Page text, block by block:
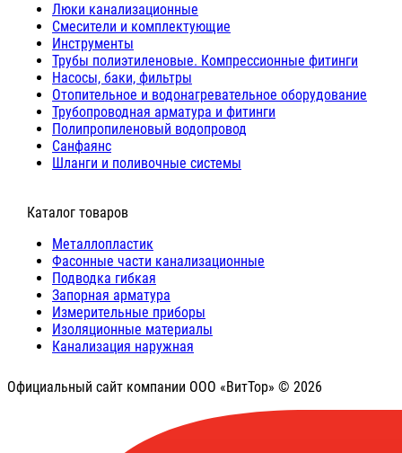
Люки канализационные
Cмесители и комплектующие
Инструменты
Трубы полиэтиленовые. Компрессионные фитинги
Насосы, баки, фильтры
Отопительное и водонагревательное оборудование
Трубопроводная арматура и фитинги
Полипропиленовый водопровод
Санфаянс
Шланги и поливочные системы
⠀Каталог товаров
Металлопластик
Фасонные части канализационные
Подводка гибкая
Запорная арматура
Измерительные приборы
Изоляционные материалы
Канализация наружная
Официальный сайт компании ООО «ВитТор» © 2026